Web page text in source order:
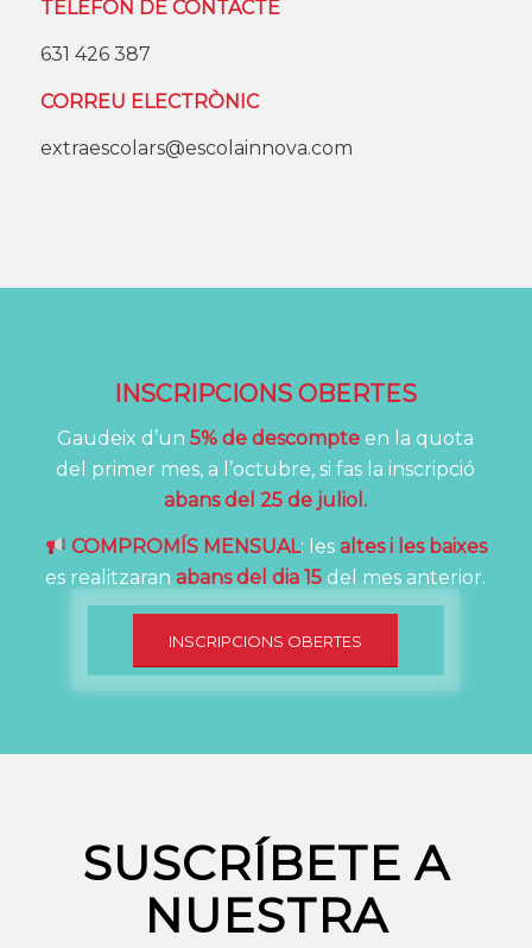
TELÈFON DE CONTACTE
631 426 387
CORREU ELECTRÒNIC
extraescolars@escolainnova.com
INSCRIPCIONS OBERTES
Gaudeix d’un5% de descompte en la quota
del primer mes, a l’octubre, si fas la inscripció
abans del 25 de juliol.
COMPROMÍS MENSUAL: les altes i les baixes
es realitzaran abans del dia 15 del mes anterior.
INSCRIPCIONS OBERTES
SUSCRÍBETE A
NUESTRA